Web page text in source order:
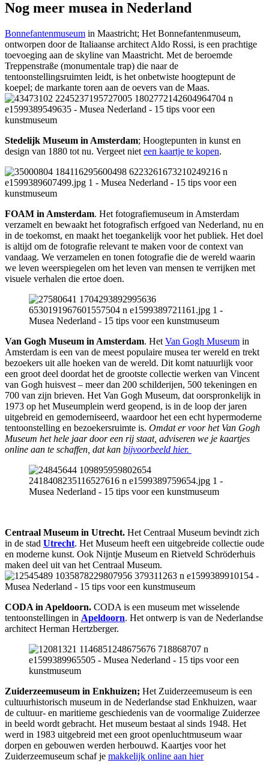
Nog meer musea in Nederland
Bonnefantenmuseum in Maastricht; Het Bonnefantenmuseum,
ontworpen door de Italiaanse architect Aldo Rossi, is een prachtige
toevoeging aan de skyline van Maastricht. Met de beroemde
Treppenstraße (monumentale trap) die naar de
tentoonstellingsruimten leidt, is het onbetwiste hoogtepunt de
koepel; de markante toren aan de oevers van de Maas.
Stedelijk Museum in Amsterdam; Hoogtepunten in kunst en
design van 1880 tot nu. Vergeet niet een kaartje te kopen.
FOAM in Amsterdam. Het fotografiemuseum in Amsterdam
verzamelt en bewaakt het fotografisch erfgoed van Nederland, nu en
in de toekomst, en maakt het toegankelijk voor het publiek. Het doel
is altijd om de fotografie relevant te maken voor de context van
vandaag. We verzamelen en tonen fotografie die de wereld waarin
we leven weerspiegelen om het leven van mensen te verrijken met
visuele verhalen die ertoe doen.
Van Gogh Museum in Amsterdam. Het Van Gogh Museum in
Amsterdam is een van de meest populaire musea ter wereld en trekt
bezoekers uit alle hoeken van de wereld. Dit komt natuurlijk voor
een groot deel doordat het de grootste collectie werken van Vincent
van Gogh huisvest – meer dan 200 schilderijen, 500 tekeningen en
700 van zijn brieven. Het Van Gogh Museum, dat oorspronkelijk in
1973 op het Museumplein werd geopend, is in de loop der jaren
uitgebreid en gemoderniseerd, waardoor het een echt hypermoderne
tentoonstelling en bezoekersruimte is. Omdat er voor het Van Gogh
Museum het hele jaar door een rij staat, adviseren we je kaartjes
online aan te schaffen, dat kan bijvoorbeeld hier.
Centraal Museum in Utrecht. Het Centraal Museum bevindt zich
in de stad Utrecht. Het Museum heeft een uitgebreide collectie oude
en moderne kunst. Ook Nijntje Museum en Rietveld Schröderhuis
maken deel uit van het Centraal Museum.
CODA in Apeldoorn. CODA is een museum met wisselende
tentoonstellingen in Apeldoorn. Het ontwerp is van de Nederlandse
architect Herman Hertzberger.
Zuiderzeemuseum in Enkhuizen; Het Zuiderzeemuseum is een
cultuurhistorisch museum in de Nederlandse stad Enkhuizen, waar
de cultuur- en maritieme geschiedenis van de voormalige Zuiderzee
in beeld wordt gebracht. Het museum bestaat al sinds 1948. Het
werd in 1983 uitgebreid met een groot openluchtmuseum waar
dorpen en gebouwen werden herbouwd. Kaartjes voor het
Zuiderzeemuseum schaf je makkelijk online aan hier